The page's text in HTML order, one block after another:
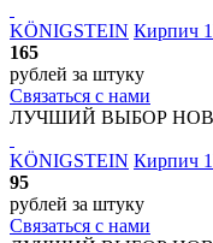
KÖNIGSTEIN Кирпич
165
рублей за штуку
Связаться с нами
ЛУЧШИЙ ВЫБОР
KÖNIGSTEIN Кирпич
95
рублей за штуку
Связаться с нами